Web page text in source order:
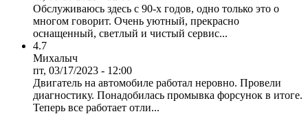
Обслуживаюсь здесь с 90-х годов, одно только это о
многом говорит. Очень уютный, прекрасно
оснащенный, светлый и чистый сервис...
4.7
Михалыч
пт, 03/17/2023 - 12:00
Двигатель на автомобиле работал неровно. Провели
диагностику. Понадобилась промывка форсунок в итоге.
Теперь все работает отли...